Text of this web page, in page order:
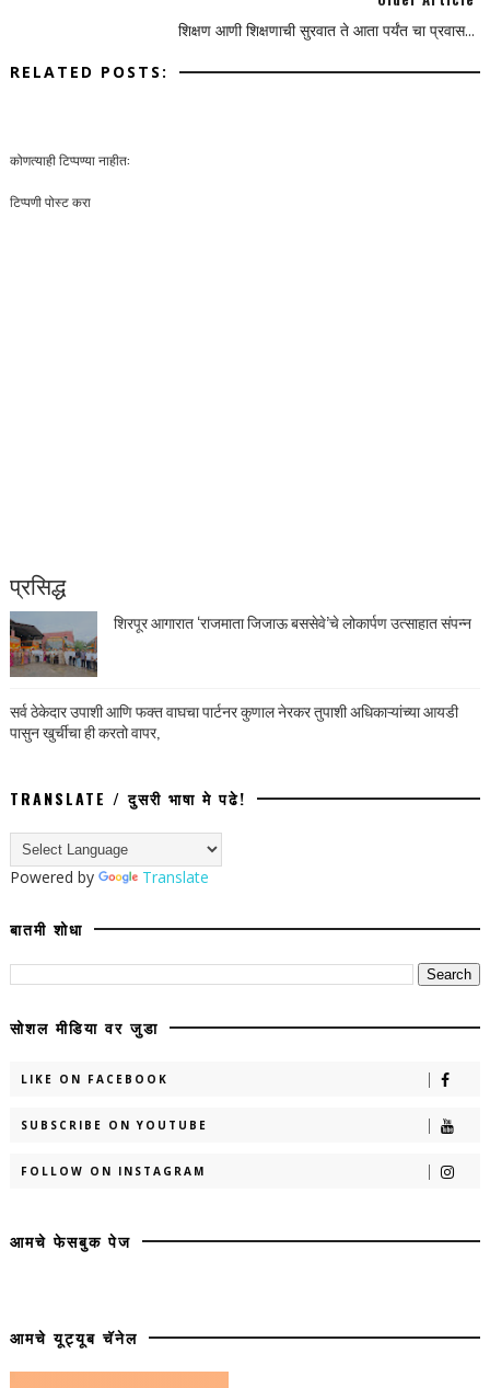
शिक्षण आणी शिक्षणाची सुरवात ते आता पर्यंत चा प्रवास...
RELATED POSTS:
कोणत्याही टिप्पण्‍या नाहीत:
टिप्पणी पोस्ट करा
प्रसिद्ध
शिरपूर आगारात ‘राजमाता जिजाऊ बससेवे’चे लोकार्पण उत्साहात संपन्न
सर्व ठेकेदार उपाशी आणि फक्त वाघचा पार्टनर कुणाल नेरकर तुपाशी अधिकाऱ्यांच्या आयडी
पासुन खुर्चीचा ही करतो वापर,
TRANSLATE / दुसरी भाषा मे पढे!
Powered by Translate
बातमी शोधा
सोशल मीडिया वर जुडा
LIKE ON FACEBOOK
SUBSCRIBE ON YOUTUBE
FOLLOW ON INSTAGRAM
आमचे फेसबुक पेज
आमचे यूट्यूब चॅनेल